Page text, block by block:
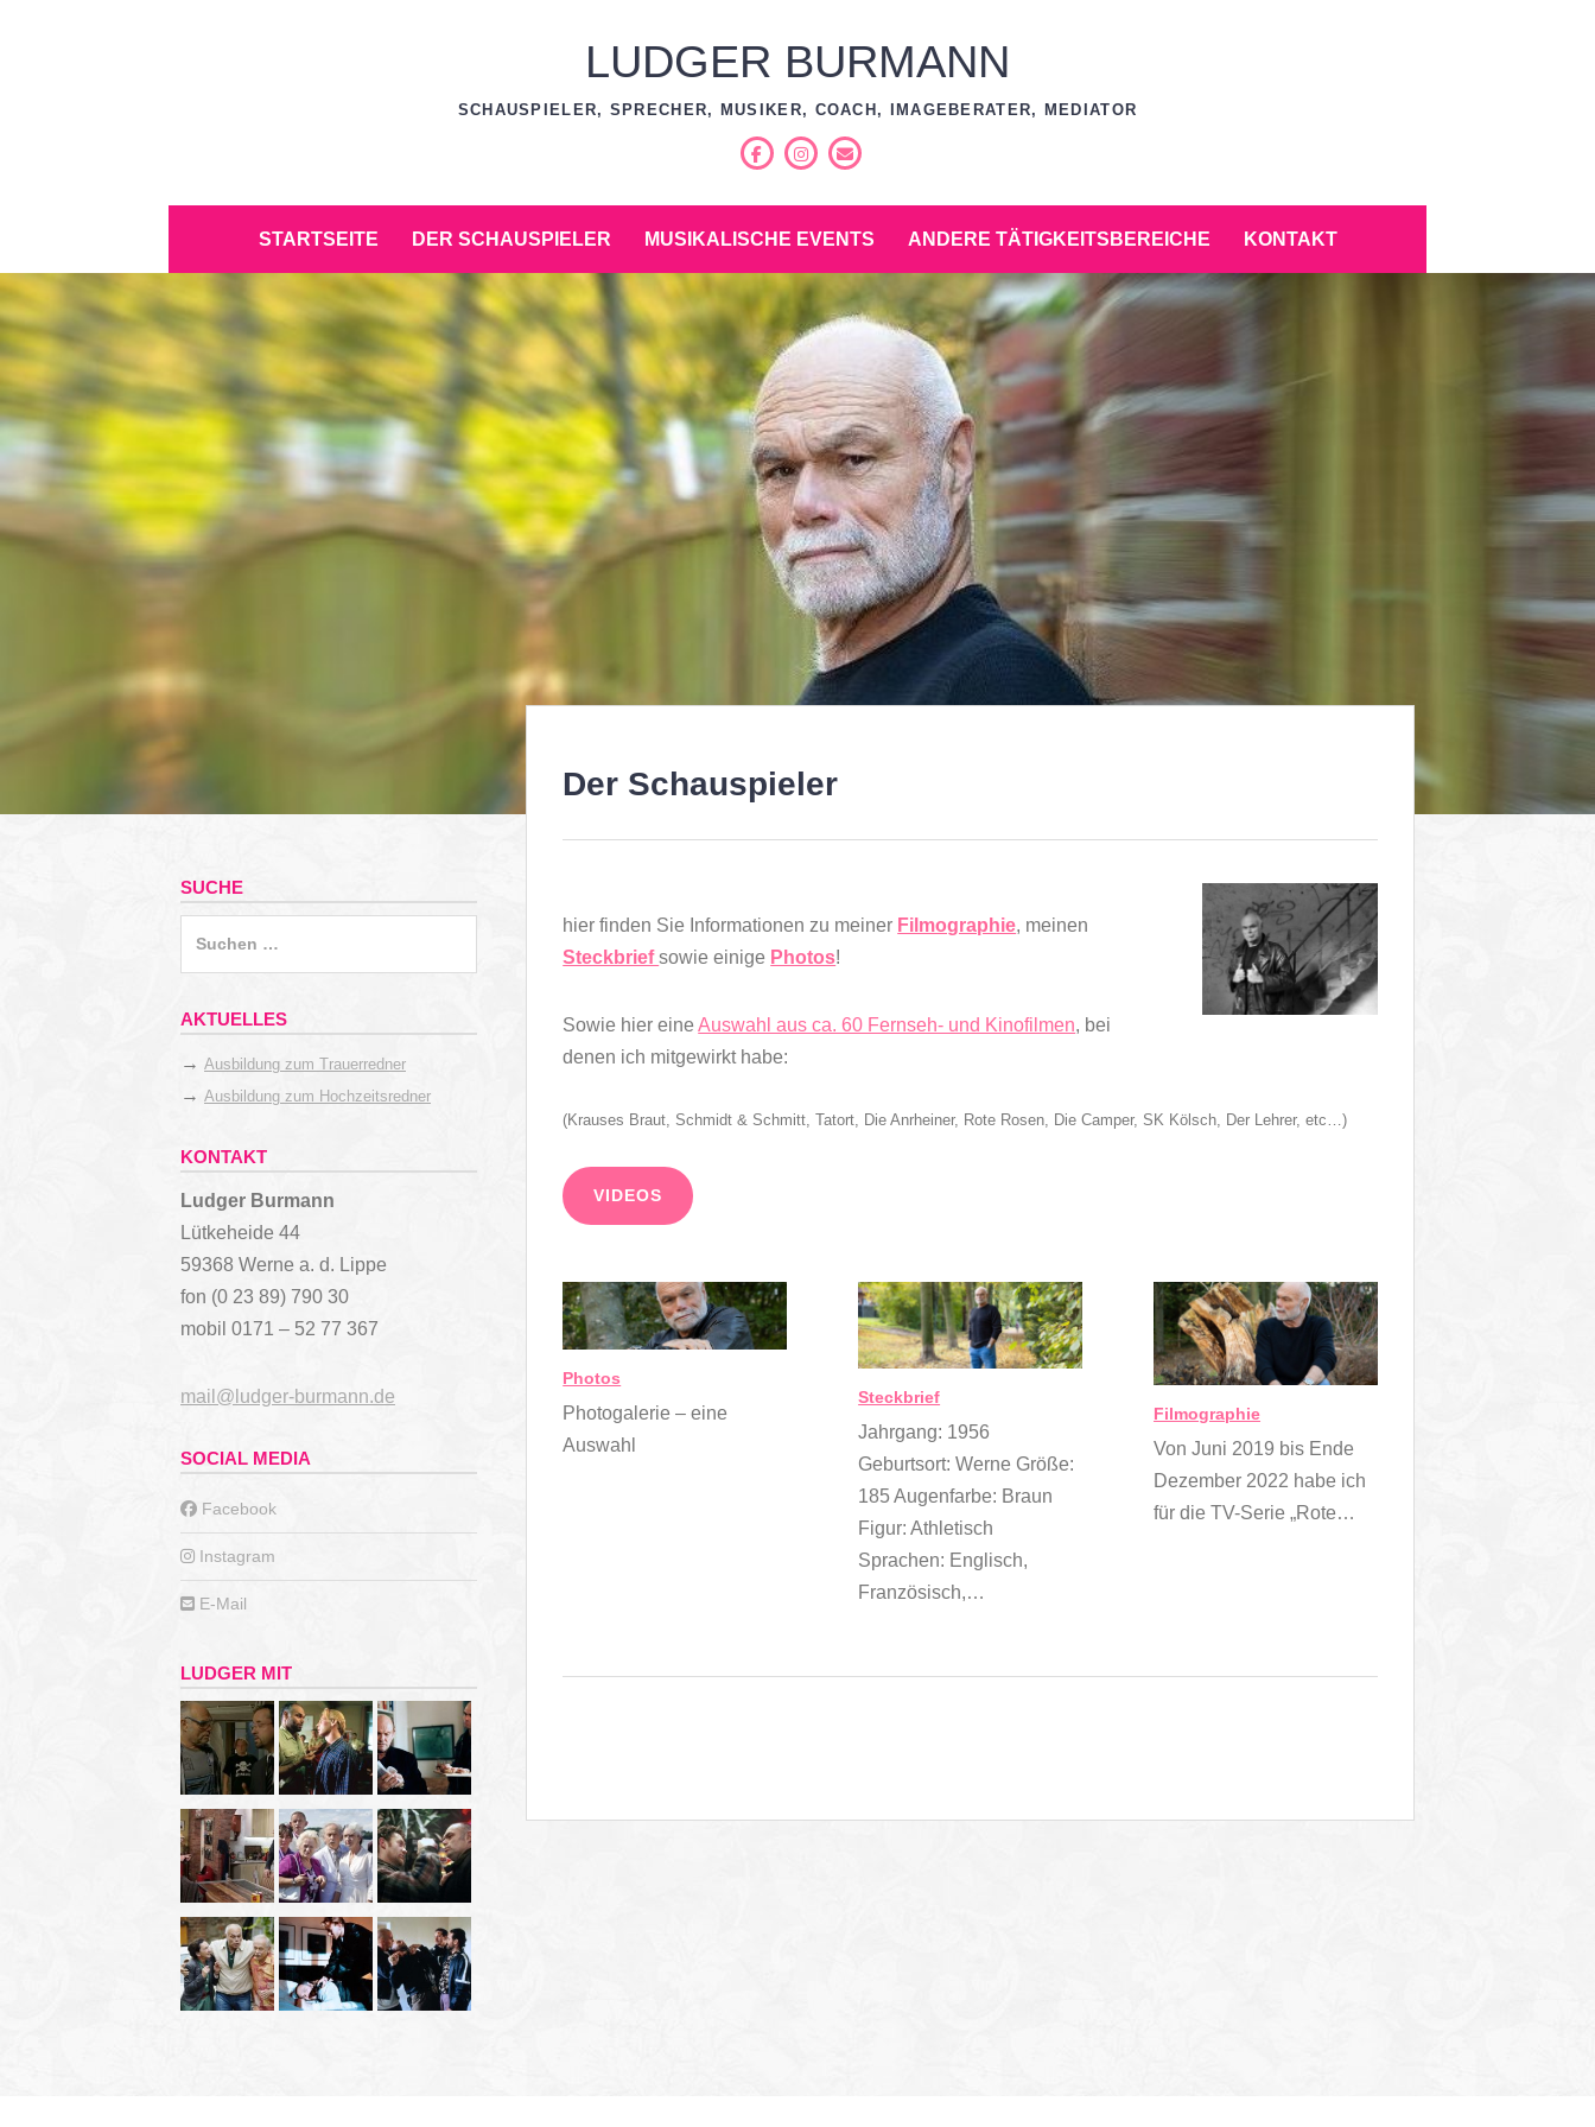
LUDGER BURMANN
SCHAUSPIELER, SPRECHER, MUSIKER, COACH, IMAGEBERATER, MEDIATOR
FacebookInstagram
E-
STARTSEITE DER SCHAUSPIELER MUSIKALISCHE EVENTS ANDERE TÄTIGKEITSBEREICHE KONTAKT
Der Schauspieler
hier finden Sie Informationen zu meiner Filmographie, meinen
Steckbriefsowie einige Photos!
Sowie hier eineAuswahl aus ca. 60 Fernseh- und Kinofilmen, bei
denen ich mitgewirkt habe:
(Krauses Braut, Schmidt & Schmitt, Tatort, Die Anrheiner, Rote Rosen, Die Camper, SK Kölsch, Der Lehrer, etc…)
VIDEOS
Photos
Photogalerie – eine
Auswahl
Steckbrief
Jahrgang: 1956
Geburtsort: Werne Größe:
185 Augenfarbe: Braun
Figur: Athletisch
Sprachen: Englisch,
Französisch,…
Filmographie
Von Juni 2019 bis Ende
Dezember 2022 habe ich
für die TV-Serie „Rote…
SUCHE
AKTUELLES
→ Ausbildung zum Trauerredner
→ Ausbildung zum Hochzeitsredner
KONTAKT
Ludger Burmann
Lütkeheide 44
59368 Werne a. d. Lippe
fon (0 23 89) 790 30
mobil 0171 – 52 77 367
mail@ludger-burmann.de
SOCIAL MEDIA
Facebook
Instagram
E-Mail
LUDGER MIT